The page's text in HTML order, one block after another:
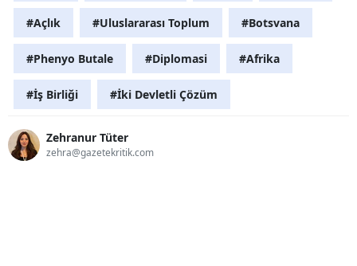
#Açlık #Uluslararası Toplum #Botsvana
#Phenyo Butale #Diplomasi #Afrika
#İş Birliği #İki Devletli Çözüm
Zehranur Tüter
zehra@gazetekritik.com